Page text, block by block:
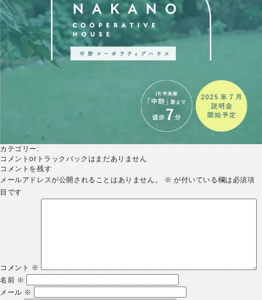
カテゴリー:
コメントorトラックバックはまだありません
コメントを残す
メールアドレスが公開されることはありません。
※ が付いている欄は必須項
目です
コメント ※
名前 ※
メール ※